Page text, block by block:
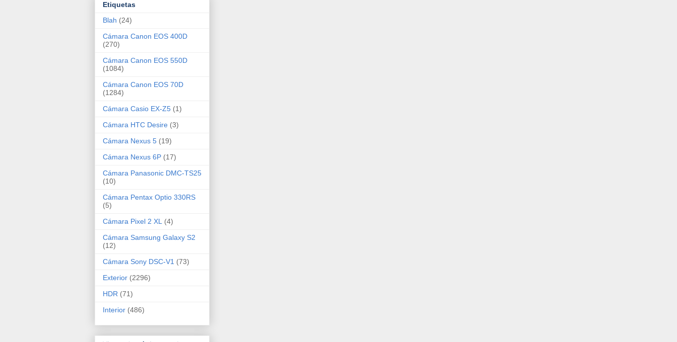
Etiquetas
Blah (24)
Cámara Canon EOS 400D
(270)
Cámara Canon EOS 550D
(1084)
Cámara Canon EOS 70D
(1284)
Cámara Casio EX-Z5 (1)
Cámara HTC Desire (3)
Cámara Nexus 5 (19)
Cámara Nexus 6P (17)
Cámara Panasonic DMC-TS25
(10)
Cámara Pentax Optio 330RS
(5)
Cámara Pixel 2 XL
(4)
Cámara Samsung Galaxy S2
(12)
Cámara Sony DSC-V1 (73)
Exterior (2296)
HDR (71)
Interior (486)